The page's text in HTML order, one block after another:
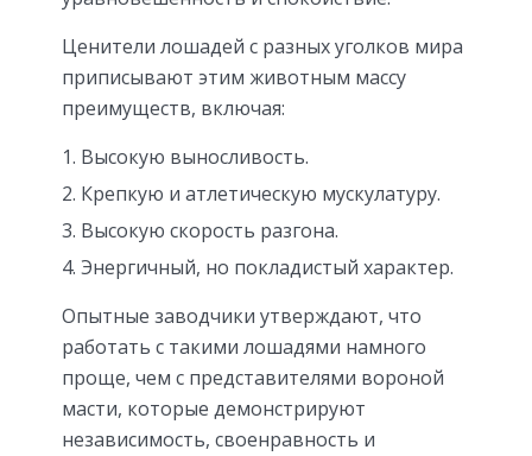
Ценители лошадей с разных уголков мира
приписывают этим животным массу
преимуществ, включая:
Высокую выносливость.
Крепкую и атлетическую мускулатуру.
Высокую скорость разгона.
Энергичный, но покладистый характер.
Опытные заводчики утверждают, что
работать с такими лошадями намного
проще, чем с представителями вороной
масти, которые демонстрируют
независимость, своенравность и